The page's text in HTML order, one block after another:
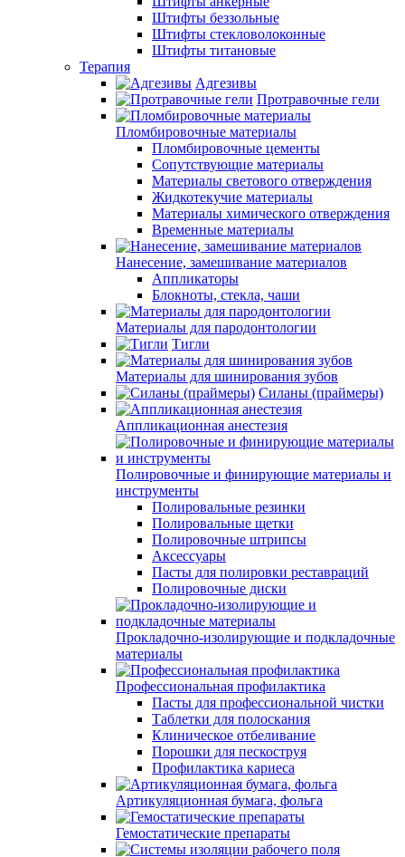
Штифты беззольные
Штифты стекловолоконные
Штифты титановые
Терапия
Адгезивы
Протравочные гели
Пломбировочные материалы
Пломбировочные цементы
Сопутствующие материалы
Материалы светового отверждения
Жидкотекучие материалы
Материалы химического отверждения
Временные материалы
Нанесение, замешивание материалов
Аппликаторы
Блокноты, стекла, чаши
Материалы для пародонтологии
Тигли
Материалы для шинирования зубов
Силаны (праймеры)
Аппликационная анестезия
Полировочные и финирующие материалы и
инструменты
Полировальные резинки
Полировальные щетки
Полировочные штрипсы
Аксессуары
Пасты для полировки реставраций
Полировочные диски
Прокладочно-изолирующие и подкладочные
материалы
Профессиональная профилактика
Пасты для профессиональной чистки
Таблетки для полоскания
Клиническое отбеливание
Порошки для пескоструя
Профилактика кариеса
Артикуляционная бумага, фольга
Гемостатические препараты